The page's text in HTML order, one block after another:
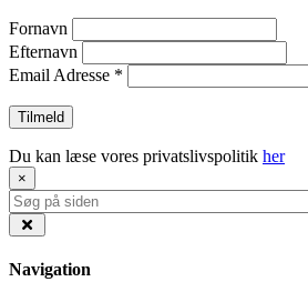
Fornavn
Efternavn
Email Adresse *
Du kan læse vores privatslivspolitik her
×
Navigation